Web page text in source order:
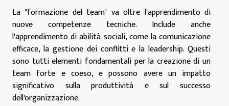
La "formazione del team" va oltre l'apprendimento di
nuove competenze tecniche. Include anche
l'apprendimento di abilità sociali, come la comunicazione
efficace, la gestione dei conflitti e la leadership. Questi
sono tutti elementi fondamentali per la creazione di un
team forte e coeso, e possono avere un impatto
significativo sulla produttività e sul successo
dell'organizzazione.